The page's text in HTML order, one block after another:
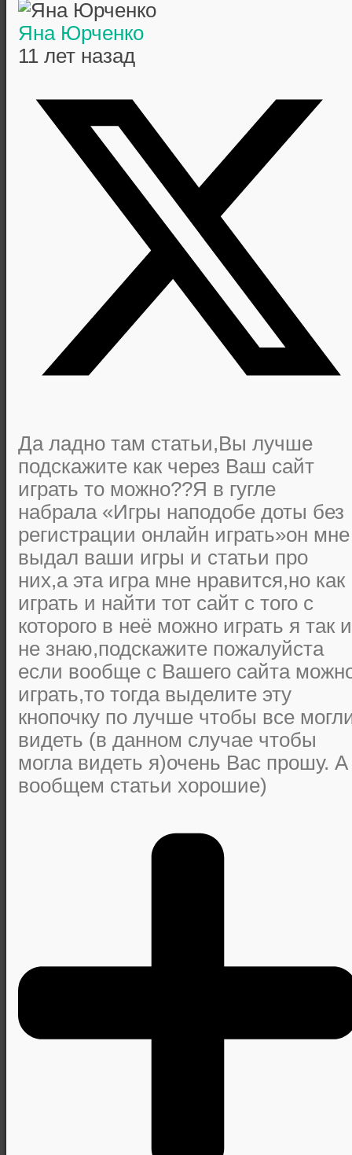
Яна Юрченко
11 лет назад
Да ладно там статьи,Вы лучше
подскажите как через Ваш сайт
играть то можно??Я в гугле
набрала «Игры наподобе доты без
регистрации онлайн играть»он мне
выдал ваши игры и статьи про
них,а эта игра мне нравится,но как
играть и найти тот сайт с того с
которого в неё можно играть я так и
не знаю,подскажите пожалуйста
если вообще с Вашего сайта
играть,то тогда выделите эту
кнопочку по лучше чтобы все
видеть (в данном случае чтобы
могла видеть я)очень Вас прошу. А
вообщем статьи хорошие)